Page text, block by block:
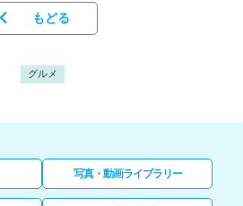
もどる
グルメ
写真・動画ライブラリー